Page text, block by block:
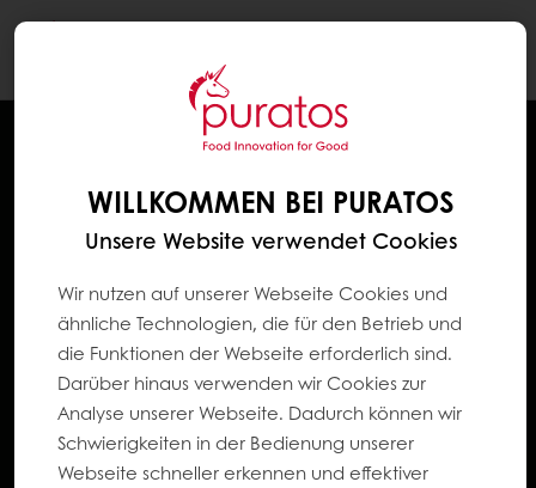
WILLKOMMEN BEI PURATOS
Unsere Website verwendet Cookies
Wir nutzen auf unserer Webseite Cookies und
ähnliche Technologien, die für den Betrieb und
die Funktionen der Webseite erforderlich sind.
Darüber hinaus verwenden wir Cookies zur
Analyse unserer Webseite. Dadurch können wir
Schwierigkeiten in der Bedienung unserer
Webseite schneller erkennen und effektiver